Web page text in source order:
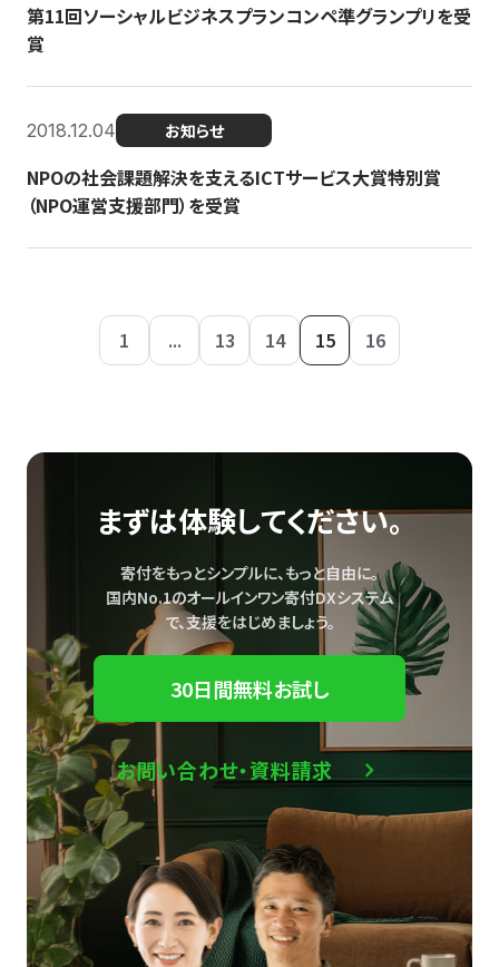
第11回ソーシャルビジネスプランコンペ準グランプリを受
賞
2018.12.04 お知らせ
NPOの社会課題解決を支えるICTサービス大賞特別賞
（NPO運営支援部門）を受賞
1 ... 13 14 15 16
まずは体験してください。
寄付をもっとシンプルに、もっと自由に。
国内No.1のオールインワン寄付DXシステム
で、支援をはじめましょう。
30日間無料お試し
お問い合わせ・資料請求